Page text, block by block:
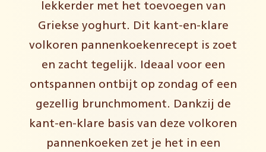
lekkerder met het toevoegen van
Griekse yoghurt. Dit kant-en-klare
volkoren pannenkoekenrecept is zoet
en zacht tegelijk. Ideaal voor een
ontspannen ontbijt op zondag of een
gezellig brunchmoment. Dankzij de
kant-en-klare basis van deze volkoren
pannenkoeken zet je het in een